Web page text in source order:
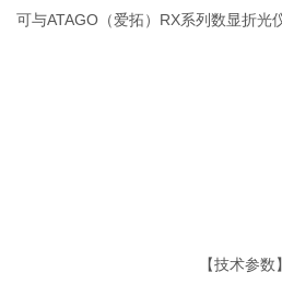
可与ATAGO（爱拓）RX系列数显折光
【技术参数】